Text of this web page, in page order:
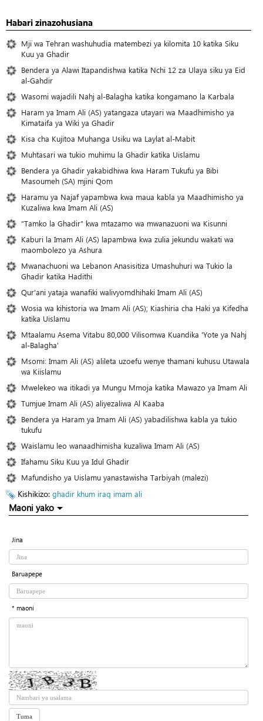
Habari zinazohusiana
Mji wa Tehran washuhudia matembezi ya kilomita 10 katika Siku
Kuu ya Ghadir
Bendera ya Alawi Itapandishwa katika Nchi 12 za Ulaya siku ya Eid
al-Gahdir
Wasomi wajadili Nahj al-Balagha katika kongamano la Karbala
Haram ya Imam Ali (AS) yatangaza utayari wa Maadhimisho ya
Kimataifa ya Wiki ya Ghadir
Kisa cha Kujitoa Muhanga Usiku wa Laylat al-Mabit
Muhtasari wa tukio muhimu la Ghadir katika Uislamu
Bendera ya Ghadir yakabidhiwa kwa Haram Tukufu ya Bibi
Masoumeh (SA) mjini Qom
Haramu ya Najaf yapambwa kwa maua kabla ya Maadhimisho ya
Kuzaliwa kwa Imam Ali (AS)
“Tamko la Ghadir” kwa mtazamo wa mwanazuoni wa Kisunni
Kaburi la Imam Ali (AS) lapambwa kwa zulia jekundu wakati wa
maombolezo ya Ashura
Mwanachuoni wa Lebanon Anasisitiza Umashuhuri wa Tukio la
Ghadir katika Hadithi
Qur'ani yataja wanafiki walivyomdhihaki Imam Ali (AS)
Wosia wa kihistoria wa Imam Ali (AS); Kiashiria cha Haki ya Kifedha
katika Uislamu
Mtaalamu Asema Vitabu 80,000 Vilisomwa Kuandika 'Yote ya Nahj
al-Balagha'
Msomi: Imam Ali (AS) alileta uzoefu wenye thamani kuhusu Utawala
wa Kiislamu
Mwelekeo wa itikadi ya Mungu Mmoja katika Mawazo ya Imam Ali
Tumjue Imam Ali (AS) aliyezaliwa Al Kaaba
Bendera ya Haram ya Imam Ali (AS) yabadilishwa kabla ya tukio
tukufu
Waislamu leo wanaadhimisha kuzaliwa Imam Ali (AS)
Ifahamu Siku Kuu ya Idul Ghadir
Mafundisho ya Uislamu yanastawisha Tarbiyah (malezi)
Kishikizo: ghadir khum iraq imam ali
Maoni yako
Jina
Baruapepe
* maoni